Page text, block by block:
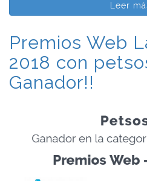
Leer
Premios Web
2018 con
Ganador!!